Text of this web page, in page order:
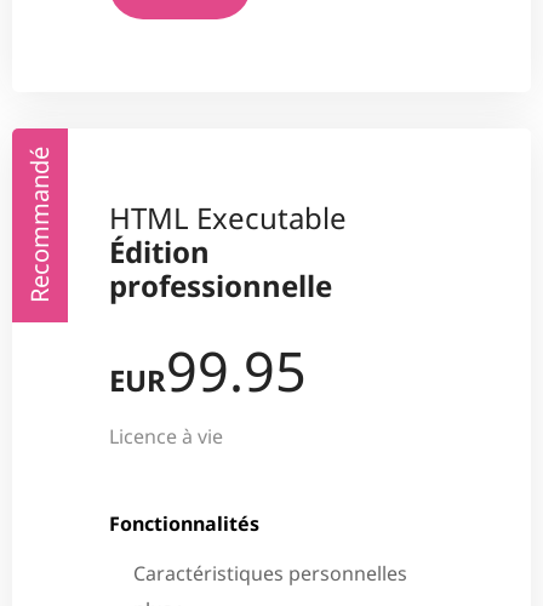
Recommandé
HTML Executable
Édition
professionnelle
EUR99.95
Licence à vie
Fonctionnalités
Caractéristiques personnelles